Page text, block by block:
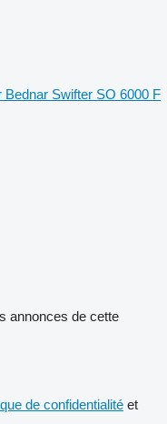
Bednar Swifter SO 6000 F
annonces de cette
de confidentialité et